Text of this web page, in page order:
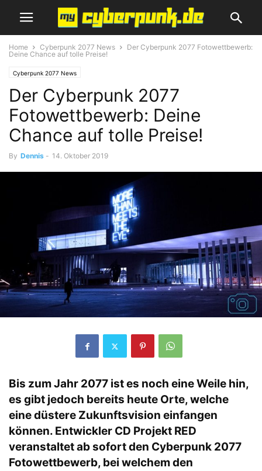
Home Cyberpunk 2077 News
Der Cyberpunk 2077 Fotowettbewerb:
Deine Chance auf tolle Preise!
Cyberpunk 2077 News
Der Cyberpunk 2077
Fotowettbewerb: Deine
Chance auf tolle Preise!
By Dennis - 14. Oktober 2019
Bis zum Jahr 2077 ist es noch eine Weile hin,
es gibt jedoch bereits heute Orte, welche
eine düstere Zukunftsvision einfangen
können. Entwickler CD Projekt RED
veranstaltet ab sofort den Cyberpunk 2077
Fotowettbewerb, bei welchem den